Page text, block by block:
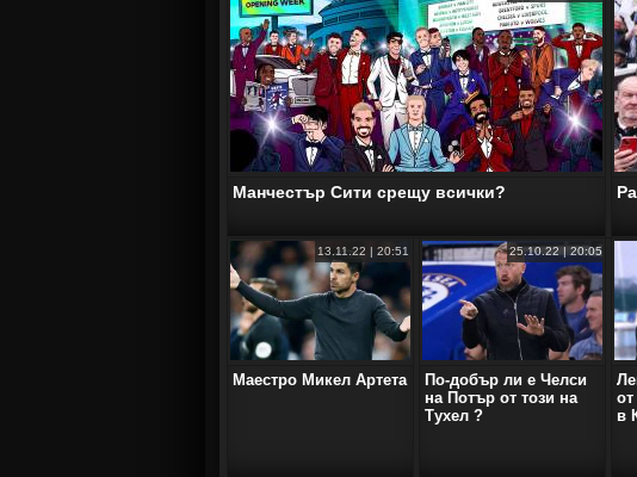
Манчестър Сити срещу всички?
13.11.22 | 20:51
Маестро Микел Артета
25.10.22 | 20:05
По-добър ли е Челси
на Потър от този на
Тухел ?
в